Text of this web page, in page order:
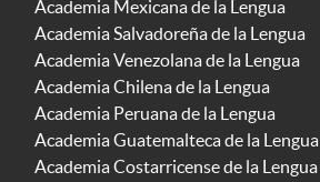
Academia Mexicana de la Lengua
Academia Salvadoreña de la Lengua
Academia Venezolana de la Lengua
Academia Chilena de la Lengua
Academia Peruana de la Lengua
Academia Guatemalteca de la Lengua
Academia Costarricense de la Lengua